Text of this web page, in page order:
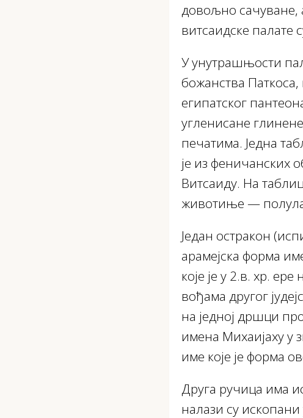
довољно сачуване,
витсаидске палате
У унутрашњости
божанства Паткоса,
египатског
угленисане
печатима. Једна
је из феничанских
Витсаиду. На
животиње —
Један остракон
арамејска форма
које је у 2.в. хр.
вођама другог
на једној дршци
имена Михаијаху у
име које је форма
Друга ручица има
налази су